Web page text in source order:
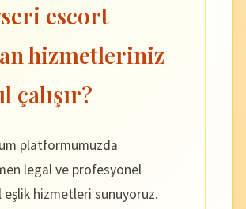
escort
hizmetleriniz
çalışır?
platformumuzda
legal ve profesyonel
eşlik hizmetleri sunuyoruz.